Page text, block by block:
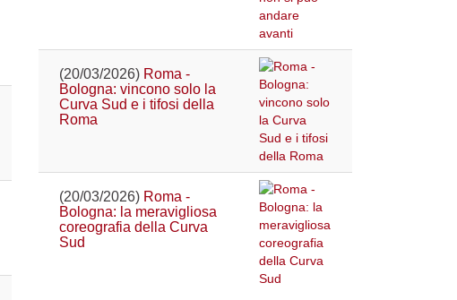
(20/03/2026) Roma -
Bologna: vincono solo la
Curva Sud e i tifosi della
Roma
(20/03/2026) Roma -
Bologna: la meravigliosa
coreografia della Curva
Sud